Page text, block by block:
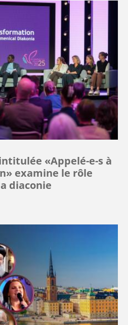
«Appelé-e-s à
examine le rôle
diaconie